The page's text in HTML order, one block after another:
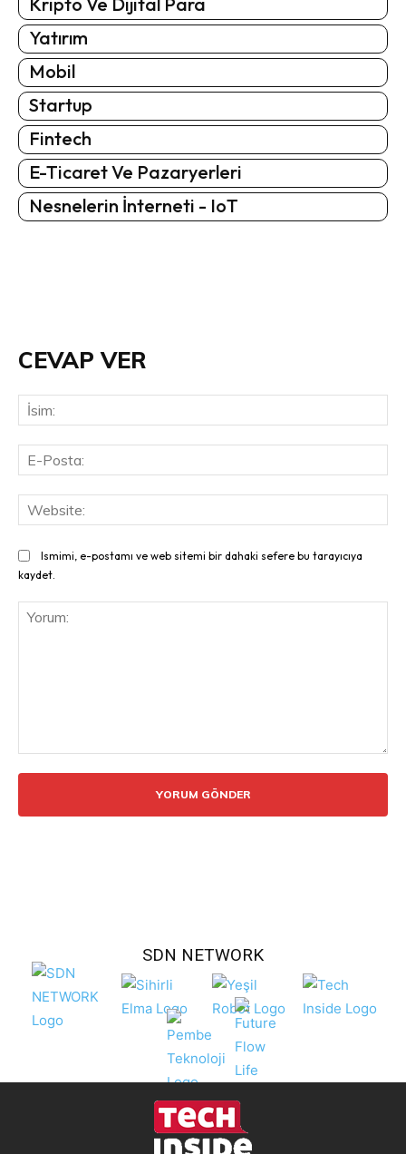
Yatırım
Mobil
Startup
Fintech
E-Ticaret Ve Pazaryerleri
Nesnelerin İnterneti - IoT
CEVAP VER
Ismimi, e-postamı ve web sitemi bir dahaki sefere bu tarayıcıya
kaydet.
SDN NETWORK